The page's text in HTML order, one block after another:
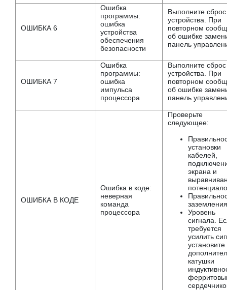
ОШИБКА 6
Ошибка
программы:
ошибка
устройства
обеспечения
безопасности
Выполните сброс
устройства. При
повторном
об ошибке
панель
ОШИБКА 7
Ошибка
программы:
ошибка
импульса
процессора
Выполните сброс
устройства. При
повторном
об ошибке
панель
ОШИБКА В КОДЕ
Ошибка в коде:
неверная
команда
процессора
Проверьте
следующее:
установки
кабелей,
экрана и
Уровень
сигнала.
требуется
усилить
установите
катушки